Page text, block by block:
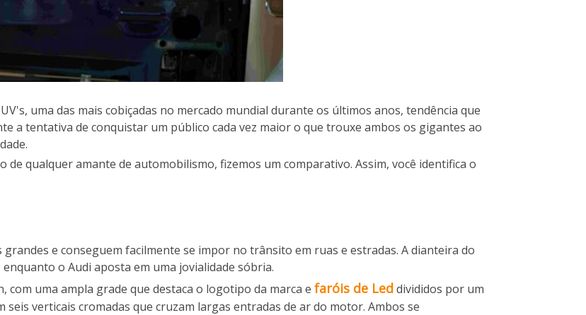
uma das mais cobiçadas no mercado mundial durante os últimos anos, tendência que
a tentativa de conquistar um público cada vez maior o que trouxe ambos os gigantes ao
de qualquer amante de automobilismo, fizemos um comparativo. Assim, você identifica o
e conseguem facilmente se impor no trânsito em ruas e estradas. A dianteira do
o Audi aposta em uma jovialidade sóbria.
com uma ampla grade que destaca o logotipo da marca e faróis de Leddivididos por um
seis verticais cromadas que cruzam largas entradas de ar do motor. Ambos se